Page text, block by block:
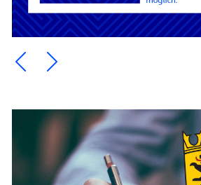
Ein Element zurück blättern
Ein Element weiter blättern